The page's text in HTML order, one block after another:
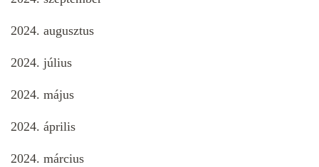
2024. augusztus
2024. július
2024. május
2024. április
2024. március